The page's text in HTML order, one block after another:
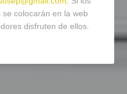
colocarán en la web
disfruten de ellos.